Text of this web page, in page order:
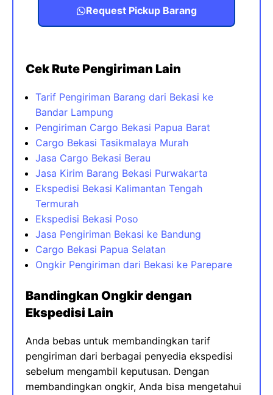
Request Pickup Barang
Cek Rute Pengiriman Lain
Tarif Pengiriman Barang dari Bekasi ke
Bandar Lampung
Pengiriman Cargo Bekasi Papua Barat
Cargo Bekasi Tasikmalaya Murah
Jasa Cargo Bekasi Berau
Jasa Kirim Barang Bekasi Purwakarta
Ekspedisi Bekasi Kalimantan Tengah
Termurah
Ekspedisi Bekasi Poso
Jasa Pengiriman Bekasi ke Bandung
Cargo Bekasi Papua Selatan
Ongkir Pengiriman dari Bekasi ke Parepare
Bandingkan Ongkir dengan
Ekspedisi Lain
Anda bebas untuk membandingkan tarif
pengiriman dari berbagai penyedia ekspedisi
sebelum mengambil keputusan. Dengan
membandingkan ongkir, Anda bisa mengetahui